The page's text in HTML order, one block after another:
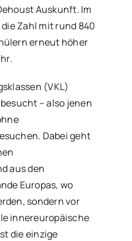
Auskunft. Im
Zahl mit rund 840
erneut höher
(VKL)
– also jenen
Dabei geht
aus den
Europas, wo
sondern vor
innereuropäische
die einzige